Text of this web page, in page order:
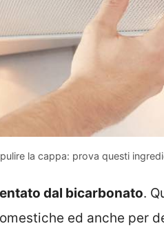
la cappa: prova questi
dal bicarbonato.
ed anche per